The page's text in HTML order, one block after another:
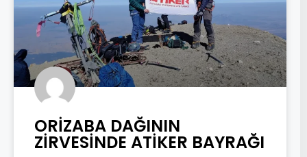
ORİZABA DAĞININ
ZİRVESİNDE ATİKER BAYRAĞI